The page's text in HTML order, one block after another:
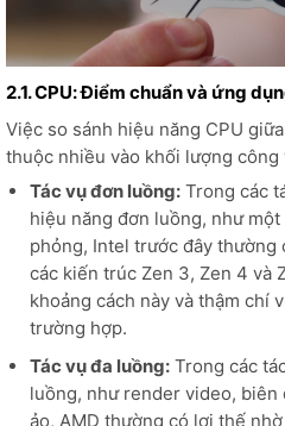
2.1. CPU: Điểm chuẩn và ứng
Việc so sánh hiệu năng CPU
thuộc nhiều vào khối lượng công
Tác vụ đơn luồng:Trong các
hiệu năng đơn luồng, như
phỏng, Intel trước đây thường
các kiến trúc Zen 3, Zen 4 và
khoảng cách này và thậm chí
trường hợp.
Tác vụ đa luồng:Trong các
luồng, như render video, biên
ảo, AMD thường có lợi thế